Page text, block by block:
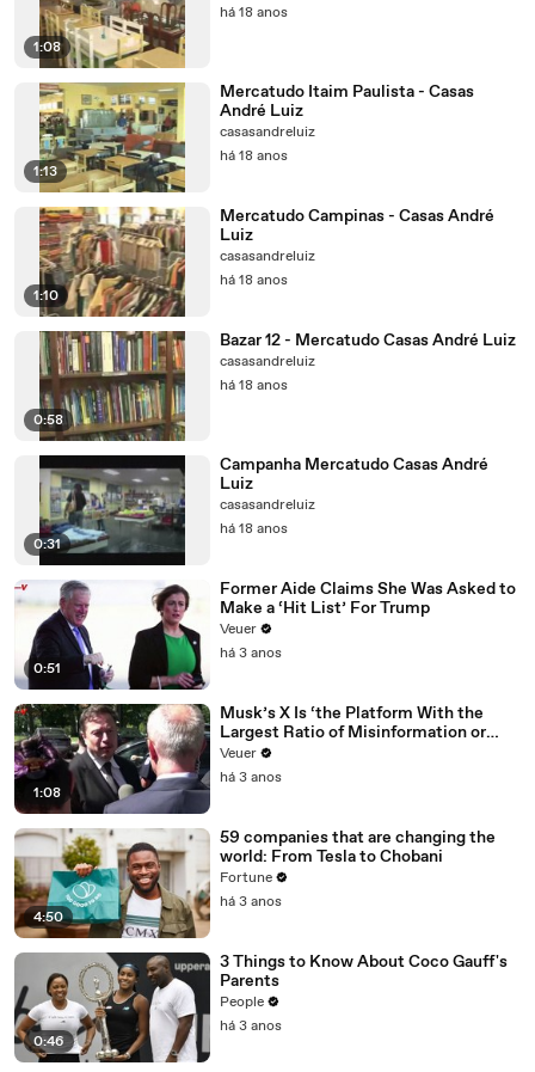
1:08
há 18 anos
1:13
Mercatudo Itaim Paulista - Casas
André Luiz
casasandreluiz
há 18 anos
1:10
Mercatudo Campinas - Casas André
Luiz
casasandreluiz
há 18 anos
0:58
Bazar 12 - Mercatudo Casas André Luiz
casasandreluiz
há 18 anos
0:31
Campanha Mercatudo Casas André
Luiz
casasandreluiz
há 18 anos
0:51
Former Aide Claims She Was Asked to
Make a ‘Hit List’ For Trump
Veuer
há 3 anos
1:08
Musk’s X Is ‘the Platform With the
Largest Ratio of Misinformation or
Disinformation’ Amongst All Social
Media Platforms
Veuer
há 3 anos
4:50
59 companies that are changing the
world: From Tesla to Chobani
Fortune
há 3 anos
0:46
3 Things to Know About Coco Gauff's
Parents
People
há 3 anos